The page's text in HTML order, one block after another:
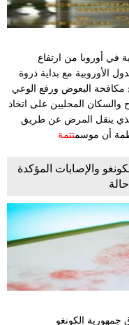
في أوروبا من ارتفاع
الأوروبية مع بداية ذروة
مكافحة البعوض ورفع الوعي
والسكان المحليين على اتخاذ
الذي ينقل المرض عن طريق
أن موسمتتمة
والإصابات المؤكدة
الكونغو